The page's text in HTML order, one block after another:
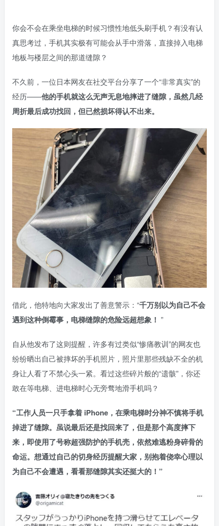
你会不会在乘坐电梯的时候习惯性地低头刷手机？有没有认
真思考过，手机其实极有可能会从手中滑落，直接掉入电梯
地板与楼层之间的那道缝隙？
不久前，一位日本网友在社交平台分享了一个“非常真实”的
经历——他的手机就这么无声无息地摔进了缝隙，虽然几经
周折最后成功找回，但已然损坏得认不出来。
借此，他特地向大家发出了善意警示：“千万别以为自己不会
遇到这种倒霉事，电梯缝隙的危险远超想象！ ”
自从他发布了这则提醒，许多有过类似“惨痛教训”的网友也
纷纷晒出自己被摔坏的手机照片，照片里那些残缺不全的机
身让人看了不禁心头一紧。看过这些碎片般的“遗骸”，你还
敢在等电梯、进电梯时心无旁骛地滑手机吗？
“工作人员一只手拿着 iPhone，在乘电梯时分神不慎将手机
掉进了缝隙。虽说最后还是找回来了，但是那个高度摔下
来，即使用了号称超强防护的手机壳，依然难逃粉身碎骨的
命运。想通过自己的切身经历提醒大家，别抱着侥幸心理以
为自己不会遭遇，看看那缝隙其实还挺大的！”